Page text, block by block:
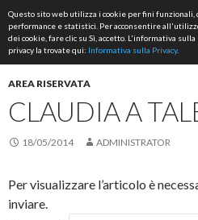
ASD Rifondazione Podistica
Cerca
VAI
AL
CONTENUTO
AREA RISERVATA
CLAUDIA A
18/05/2014 ADMINISTRATOR
Per visualizzare l’articolo è
inviare.
Questo sito web utilizza i cookie per fini funzionali,
performance e statistici. Per acconsentire
dei cookie, fare clic su Sì, accetto. L'informativa sulla
privacy la trovate qui: Informativa sulla Privacy.